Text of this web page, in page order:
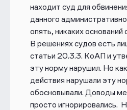
находит суд для
данного
опять, никаких оснований
В решениях судов есть
статьи 20.3.3. КоАП и
эту норму нарушил. Но
действия нарушали эту
обосновывали. Доводы
просто игнорировались.